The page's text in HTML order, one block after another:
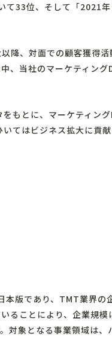
33位、そして「2021年
降、対面での顧客獲得活
、当社のマーケティング
もとに、マーケティング
てはビジネス拡大に貢
本版であり、TMT業界の
ることにより、企業規模
対象となる事業領域は、